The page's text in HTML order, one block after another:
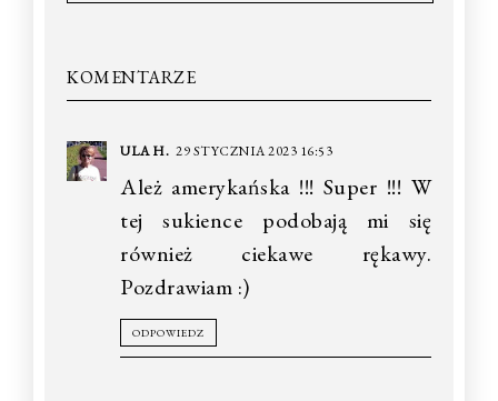
KOMENTARZE
ULA H. 29 STYCZNIA 2023 16:53
Ależ amerykańska !!! Super !!! W
tej sukience podobają mi się
również ciekawe rękawy.
Pozdrawiam :)
ODPOWIEDZ